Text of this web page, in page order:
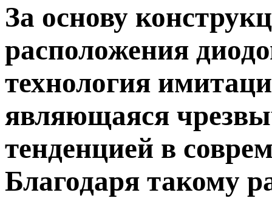
За основу
расположения
технология
являющаяся
тенденцией в
Благодаря такому